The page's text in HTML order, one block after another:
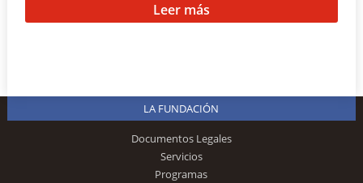
Leer más
LA FUNDACIÓN
Documentos Legales
Servicios
Programas